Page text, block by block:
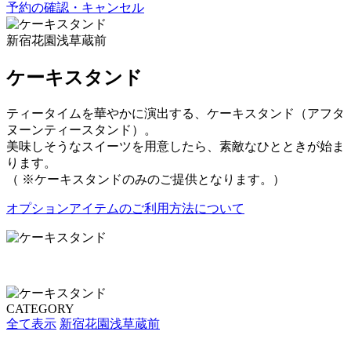
予約の確認・キャンセル
新宿花園浅草蔵前
ケーキスタンド
ティータイムを華やかに演出する、ケーキスタンド（アフタ
ヌーンティースタンド）。
美味しそうなスイーツを用意したら、素敵なひとときが始ま
ります。
（ ※ケーキスタンドのみのご提供となります。）
オプションアイテムのご利用方法について
CATEGORY
全て表示 新宿花園浅草蔵前